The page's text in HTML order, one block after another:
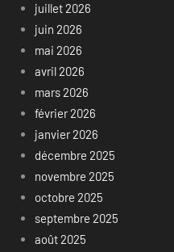
juillet 2026
juin 2026
mai 2026
avril 2026
mars 2026
février 2026
janvier 2026
décembre 2025
novembre 2025
octobre 2025
septembre 2025
août 2025